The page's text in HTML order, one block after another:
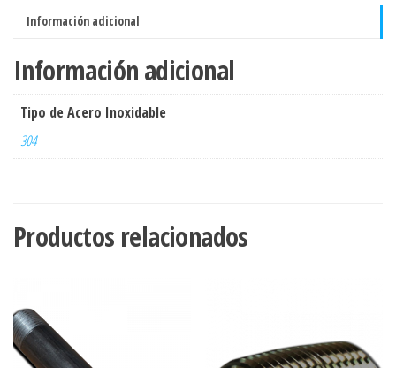
Información adicional
Información adicional
Tipo de Acero Inoxidable
304
Productos relacionados